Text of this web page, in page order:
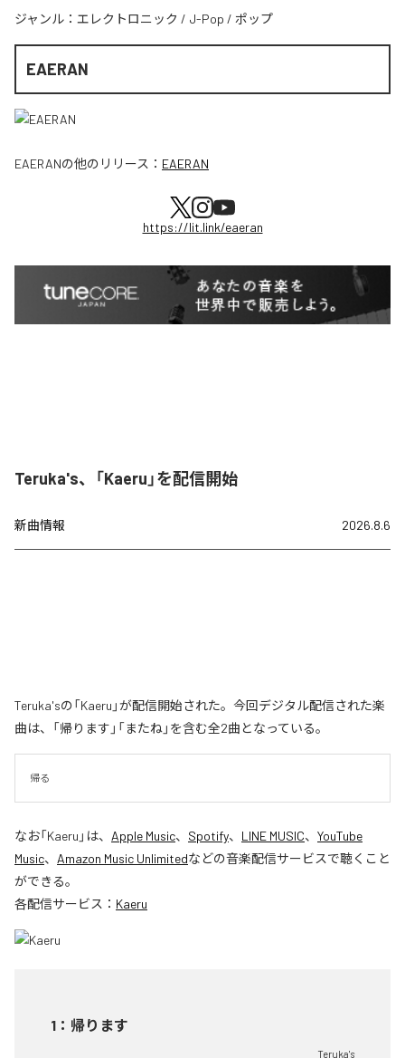
ジャンル： エレクトロニック / J-Pop / ポップ
EAERAN
EAERANの他のリリース： EAERAN
https://lit.link/eaeran
Teruka's、「Kaeru」を配信開始
新曲情報 2026.8.6
Teruka'sの「Kaeru」が配信開始された。今回デジタル配信された楽
曲は、「帰ります」「またね」を含む全2曲となっている。
帰る
なお「Kaeru 」は、 Apple Music、 Spotify、 LINE MUSIC、 YouTube
Music、 Amazon Music Unlimitedなどの音楽配信サービスで聴くこと
ができる。
各配信サービス： Kaeru
1 ： 帰ります
Teruka's